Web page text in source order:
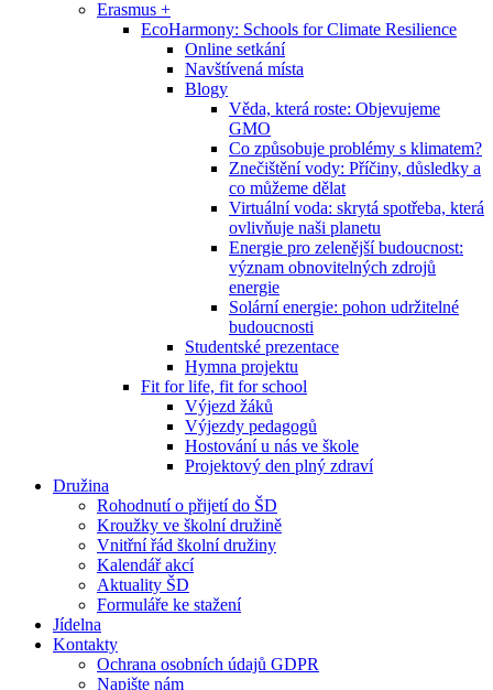
Erasmus +
EcoHarmony: Schools for Climate Resilience
Online setkání
Navštívená místa
Blogy
Věda, která roste: Objevujeme
GMO
Co způsobuje problémy s klimatem?
Znečištění vody: Příčiny, důsledky a
co můžeme dělat
Virtuální voda: skrytá spotřeba, která
ovlivňuje naši planetu
Energie pro zelenější budoucnost:
význam obnovitelných zdrojů
energie
Solární energie: pohon udržitelné
budoucnosti
Studentské prezentace
Hymna projektu
Fit for life, fit for school
Výjezd žáků
Výjezdy pedagogů
Hostování u nás ve škole
Projektový den plný zdraví
Družina
Rohodnutí o přijetí do ŠD
Kroužky ve školní družině
Vnitřní řád školní družiny
Kalendář akcí
Aktuality ŠD
Formuláře ke stažení
Jídelna
Kontakty
Ochrana osobních údajů GDPR
Napište nám